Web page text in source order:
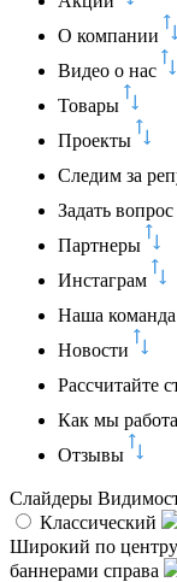
О компании
Видео о нас
Товары
Проекты
Следим за
Задать вопрос
Партнеры
Инстаграм
Наша команда
Новости
Рассчитайте
Как мы
Отзывы
Слайдеры
Классический
Широкий по центру
баннерами справа